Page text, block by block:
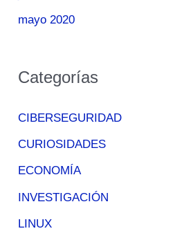
mayo 2020
Categorías
CIBERSEGURIDAD
CURIOSIDADES
ECONOMÍA
INVESTIGACIÓN
LINUX